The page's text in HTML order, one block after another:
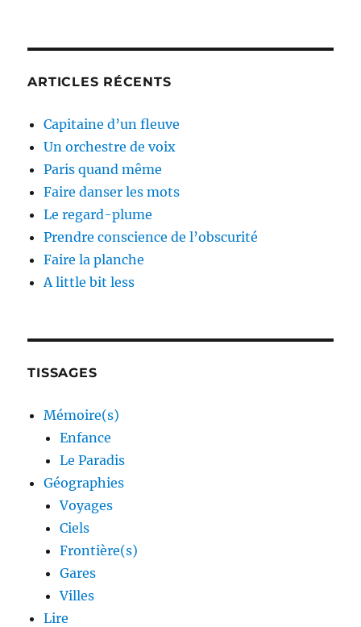
ARTICLES RÉCENTS
Capitaine d’un fleuve
Un orchestre de voix
Paris quand même
Faire danser les mots
Le regard-plume
Prendre conscience de l’obscurité
Faire la planche
A little bit less
TISSAGES
Mémoire(s)
Enfance
Le Paradis
Géographies
Voyages
Ciels
Frontière(s)
Gares
Villes
Lire